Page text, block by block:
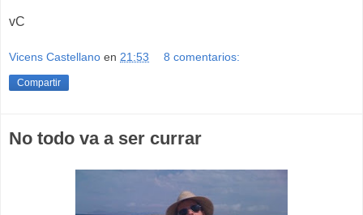
vC
Vicens Castellano en 21:53 8 comentarios:
Compartir
No todo va a ser currar